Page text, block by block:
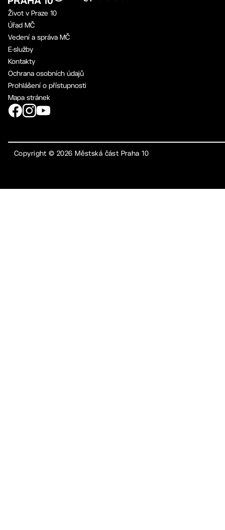
Život v Praze 10
Úřad MČ
Vedení a správa MČ
E-služby
Kontakty
Ochrana osobních údajů
Prohlášení o přístupnosti
Mapa stránek
Copyright ©2026 Městská část Praha 10